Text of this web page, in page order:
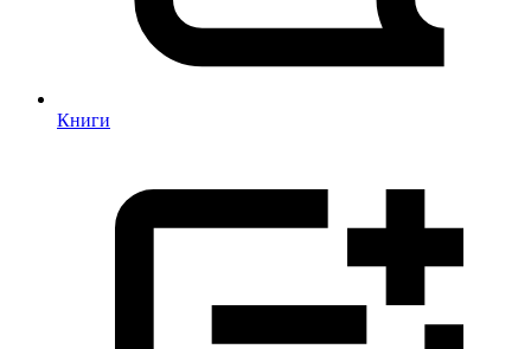
Книги